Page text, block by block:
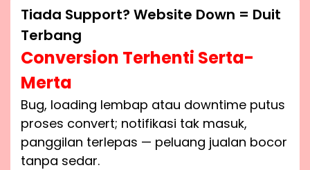
Tiada Support? Website Down = Duit
Terbang
Conversion Terhenti Serta-
Merta
Bug, loading lembap atau downtime putus
proses convert; notifikasi tak masuk,
panggilan terlepas — peluang jualan bocor
tanpa sedar.